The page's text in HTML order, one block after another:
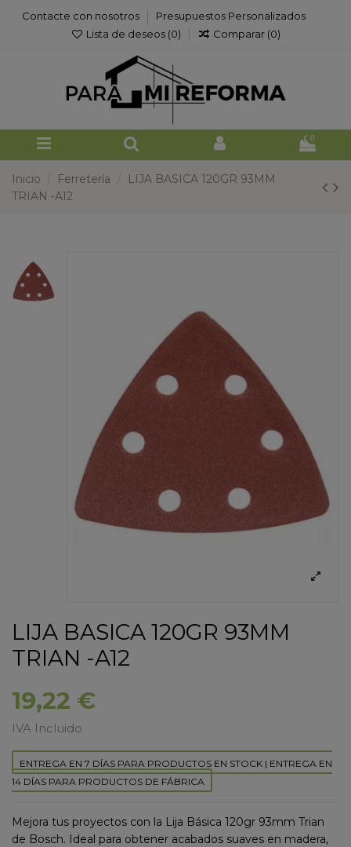
Contacte con nosotros
Presupuestos Personalizados
Lista de deseos (0) Comparar (0)
0
Inicio Ferretería
LIJA BASICA 120GR 93MM
TRIAN -A12
LIJA BASICA 120GR 93MM
TRIAN -A12
19,22 €
IVA Incluido
ENTREGA EN 7 DÍAS PARA PRODUCTOS EN STOCK | ENTREGA EN
14 DÍAS PARA PRODUCTOS DE FÁBRICA
Mejora tus proyectos con la Lija Básica 120gr 93mm Trian
de Bosch. Ideal para obtener acabados suaves en madera,